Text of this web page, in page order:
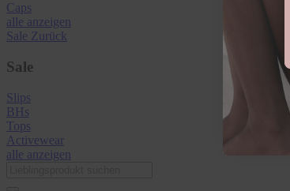
Caps
alle anzeigen
Sale Zurück
Sale
Slips
BHs
Tops
Activewear
alle anzeigen